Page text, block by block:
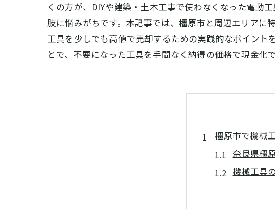
くの方が、DIYや建築・土木工事で使わなくなった電動
肢に悩みがちです。本記事では、橿原市と周辺エリアに
工具を少しでも高値で売却するための実践的なポイント
とで、不要になった工具を手間なく納得の価格で現金化
橿原市で機械
奈良県橿
機械工具
複数業
近くのツ